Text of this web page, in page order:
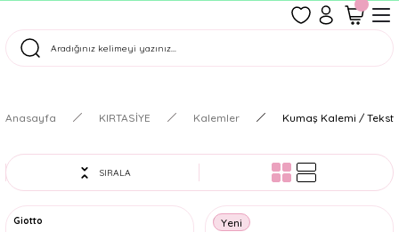
Tüm Siparişler Aynı Gün Kargoda!
Anasayfa KIRTASİYE Kalemler Kumaş Kalemi /
SIRALA
Giotto Yeni
Giotto